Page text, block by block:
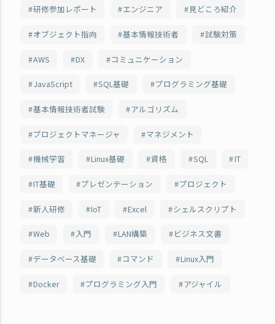
研修参加レポート エンジニア 見どころ紹介
オブジェクト指向 基本情報技術者 試験対策
AWS DX コミュニケーション
JavaScript SQL基礎 プログラミング基礎
基本情報技術者試験 アルゴリズム
プロジェクトマネージャ マネジメント
機械学習 Linux基礎 資格 SQL IT
IT基礎 プレゼンテーション プロジェクト
新人研修 IoT Excel シェルスクリプト
Web 入門 LAN構築 ビジネス文書
データベース基礎 コマンド Linux入門
Docker プログラミング入門 アジャイル